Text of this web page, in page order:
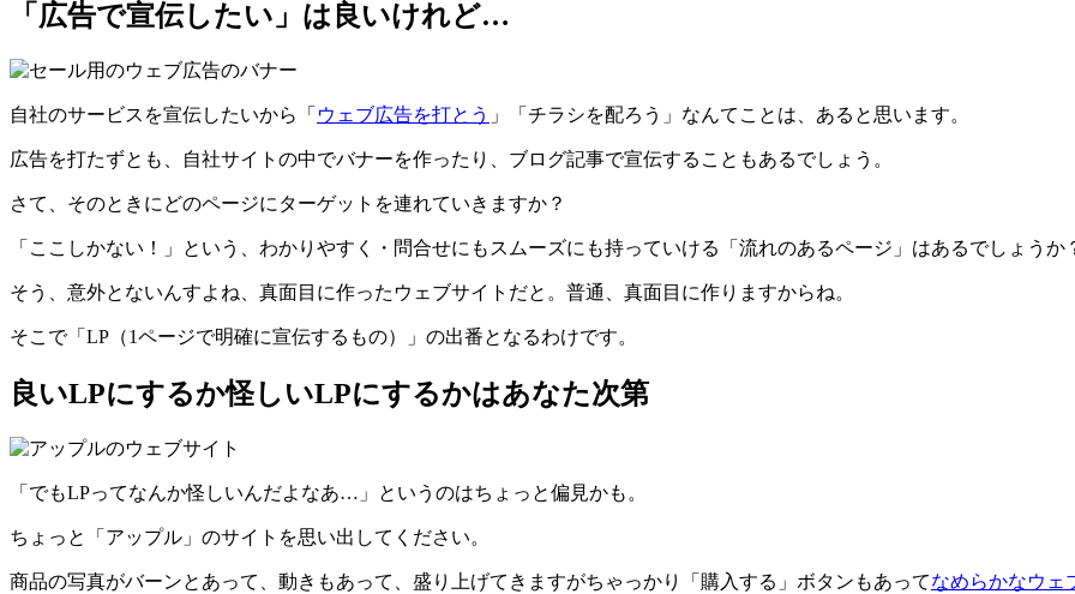
「広告で宣伝したい」は良いけれど…
自社のサービスを宣伝したいから「 ウェブ広告を打とう 」「チラシを配ろう」なんてことは、あると思います。
広告を打たずとも、自社サイトの中でバナーを作ったり、ブログ記事で宣伝することもあるでしょう。
さて、そのときにどのページにターゲットを連れていきますか？
「ここしかない！」という、わかりやすく・問合せにもスムーズにも持っていける「流れのあるページ」はあるでしょうか
そう、意外とないんすよね、真面目に作ったウェブサイトだと。普通、真面目に作りますからね。
そこで「LP（1ページで明確に宣伝するもの）」の出番となるわけです。
良いLPにするか怪しいLPにするかはあなた次第
「でもLPってなんか怪しいんだよなあ…」というのはちょっと偏見かも。
ちょっと「アップル」のサイトを思い出してください。
商品の写真がバーンとあって、動きもあって、盛り上げてきますがちゃっかり「購入する」ボタンもあってなめらかなウェ